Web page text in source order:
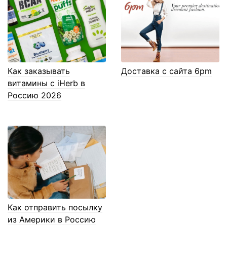
Как заказывать
витамины с iHerb в
Россию 2026
Доставка с сайта 6pm
Как отправить посылку
из Америки в Россию